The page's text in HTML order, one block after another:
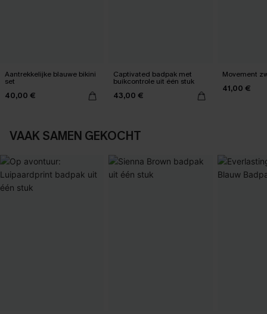
Aantrekkelijke blauwe bikini
set
40,00 €
Captivated badpak met
buikcontrole uit één stuk
43,00 €
Movement
41,00 €
VAAK SAMEN GEKOCHT